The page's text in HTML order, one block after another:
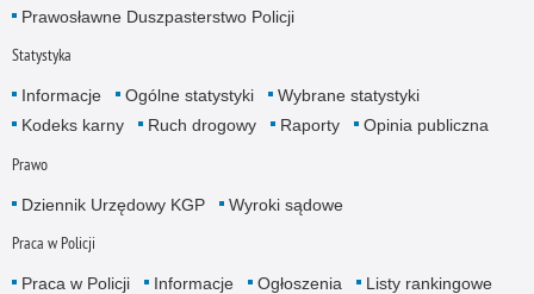
Prawosławne Duszpasterstwo Policji
Statystyka
Informacje Ogólne statystyki
Wybrane statystyki
Kodeks karny
Ruch drogowy Raporty Opinia publiczna
Prawo
Dziennik Urzędowy KGP Wyroki sądowe
Praca w Policji
Praca w Policji Informacje Ogłoszenia
Listy rankingowe